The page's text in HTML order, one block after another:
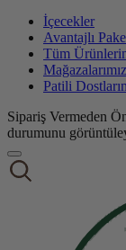
İçecekler
Avantajlı
Tüm
Mağazalarımız
Patili
Sipariş Vermeden
durumunu